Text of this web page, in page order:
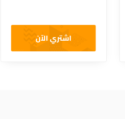
اشتري الآن